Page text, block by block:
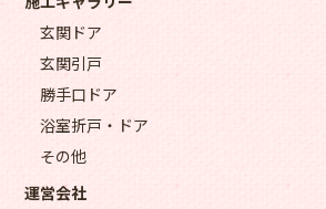
玄関ドア
玄関引戸
勝手口ドア
浴室折戸・ドア
その他
運営会社